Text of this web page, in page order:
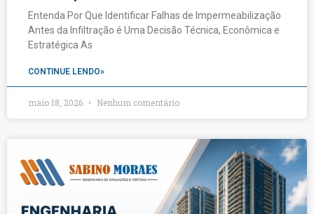
Entenda Por Que Identificar Falhas de Impermeabilização
Antes da Infiltração é Uma Decisão Técnica, Econômica e
Estratégica As
CONTINUE LENDO»
maio 18, 2026 Nenhum comentário